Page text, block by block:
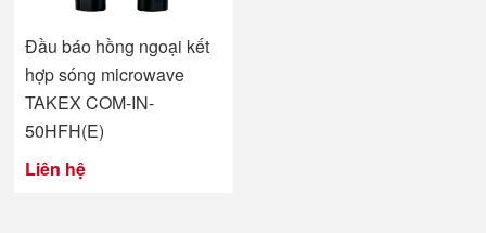
Đầu báo hồng ngoại kết
hợp sóng microwave
TAKEX COM-IN-
50HFH(E)
Liên hệ